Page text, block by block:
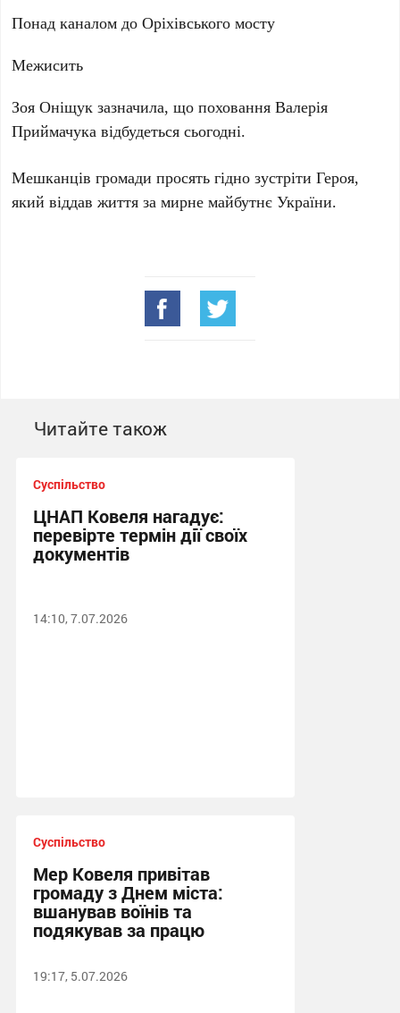
Понад каналом до Оріхівського мосту
Межисить
Зоя Оніщук зазначила, що поховання Валерія
Приймачука відбудеться сьогодні.
Мешканців громади просять гідно зустріти Героя,
який віддав життя за мирне майбутнє України.
Читайте також
Суспільство
ЦНАП Ковеля нагадує:
перевірте термін дії своїх
документів
14:10, 7.07.2026
Суспільство
Мер Ковеля привітав
громаду з Днем міста:
вшанував воїнів та
подякував за працю
19:17, 5.07.2026